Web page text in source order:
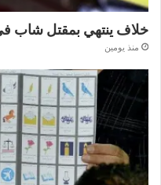
خلاف ينتهي بمقتل شاب
منذ يومين